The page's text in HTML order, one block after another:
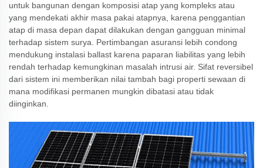
untuk bangunan dengan komposisi atap yang kompleks atau
yang mendekati akhir masa pakai atapnya, karena penggantian
atap di masa depan dapat dilakukan dengan gangguan minimal
terhadap sistem surya. Pertimbangan asuransi lebih condong
mendukung instalasi ballast karena paparan liabilitas yang lebih
rendah terhadap kemungkinan masalah intrusi air. Sifat reversibel
dari sistem ini memberikan nilai tambah bagi properti sewaan di
mana modifikasi permanen mungkin dibatasi atau tidak
diinginkan.